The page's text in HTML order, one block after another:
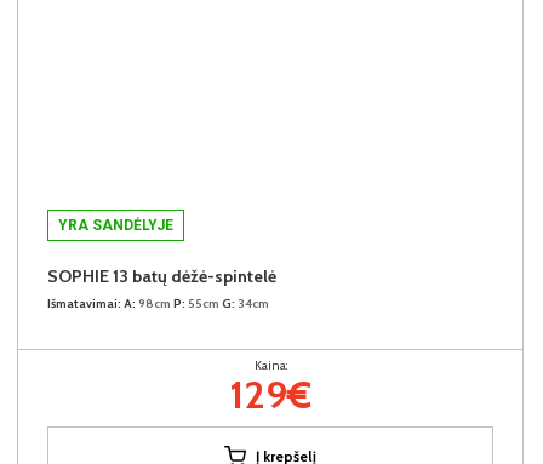
YRA SANDĖLYJE
SOPHIE 13 batų dėžė-spintelė
Išmatavimai: A: 98cm P: 55cm G: 34cm
Kaina:
129€
Į krepšelį